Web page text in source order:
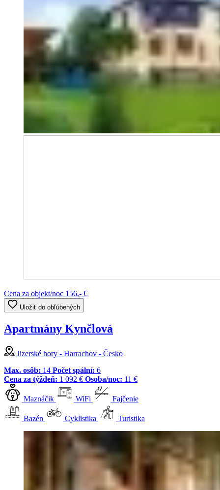
Cena za objekt/noc 156,- €
Uložiť do obľúbených
Apartmány Kynčlová
Jizerské hory - Harrachov - Česko
Max. osôb: 14 Počet spální: 6
Cena za týždeň: 1 092 € Osoba/noc: 11 €
Maznáčik WiFi Fajčenie
Bazén Cyklistika Turistika